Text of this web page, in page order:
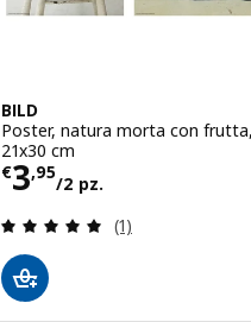
BILD
Poster, natura morta con
21x30 cm
€3,95
/2 pz.
Prezzo € 3,95/
Recensione: 5
(1)